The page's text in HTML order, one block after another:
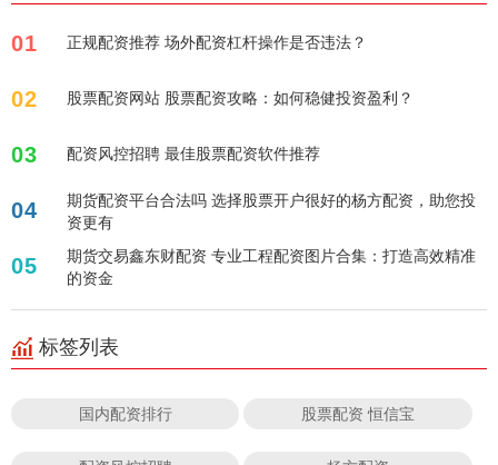
01 正规配资推荐 场外配资杠杆操作是否违法？
02 股票配资网站 股票配资攻略：如何稳健投资盈利？
03 配资风控招聘 最佳股票配资软件推荐
04
期货配资平台合法吗 选择股票开户很好的杨方配资，助您投
资更有
05
期货交易鑫东财配资 专业工程配资图片合集：打造高效精准
的资金
标签列表
国内配资排行 股票配资 恒信宝